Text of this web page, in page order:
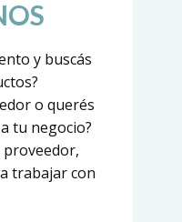
y buscás
o querés
tu negocio?
proveedor,
trabajar con